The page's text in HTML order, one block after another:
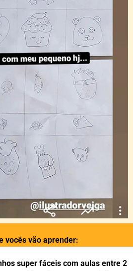
vocês vão aprender:
super fáceis com aulas entre 2